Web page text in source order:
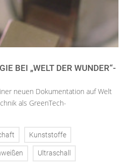
BEI „WELT DER WUNDER“-
neuen Dokumentation auf Welt
als GreenTech-
Kunststoffe
Ultraschall